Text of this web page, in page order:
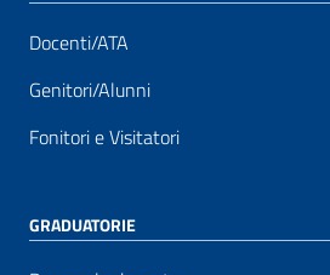
Docenti/ATA
Genitori/Alunni
Fonitori e Visitatori
GRADUATORIE